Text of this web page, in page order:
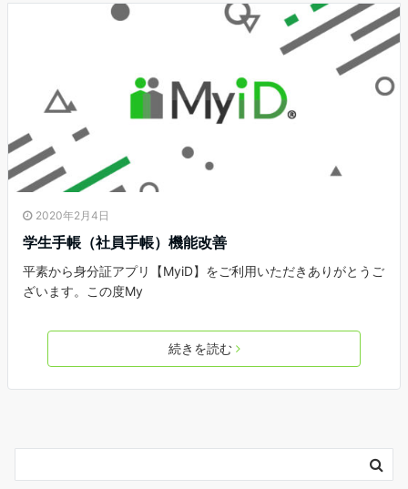
2020年2月4日
学生手帳（社員手帳）機能改善
平素から身分証アプリ【MyiD】をご利用いただきありがとうご
ざいます。この度My
続きを読む